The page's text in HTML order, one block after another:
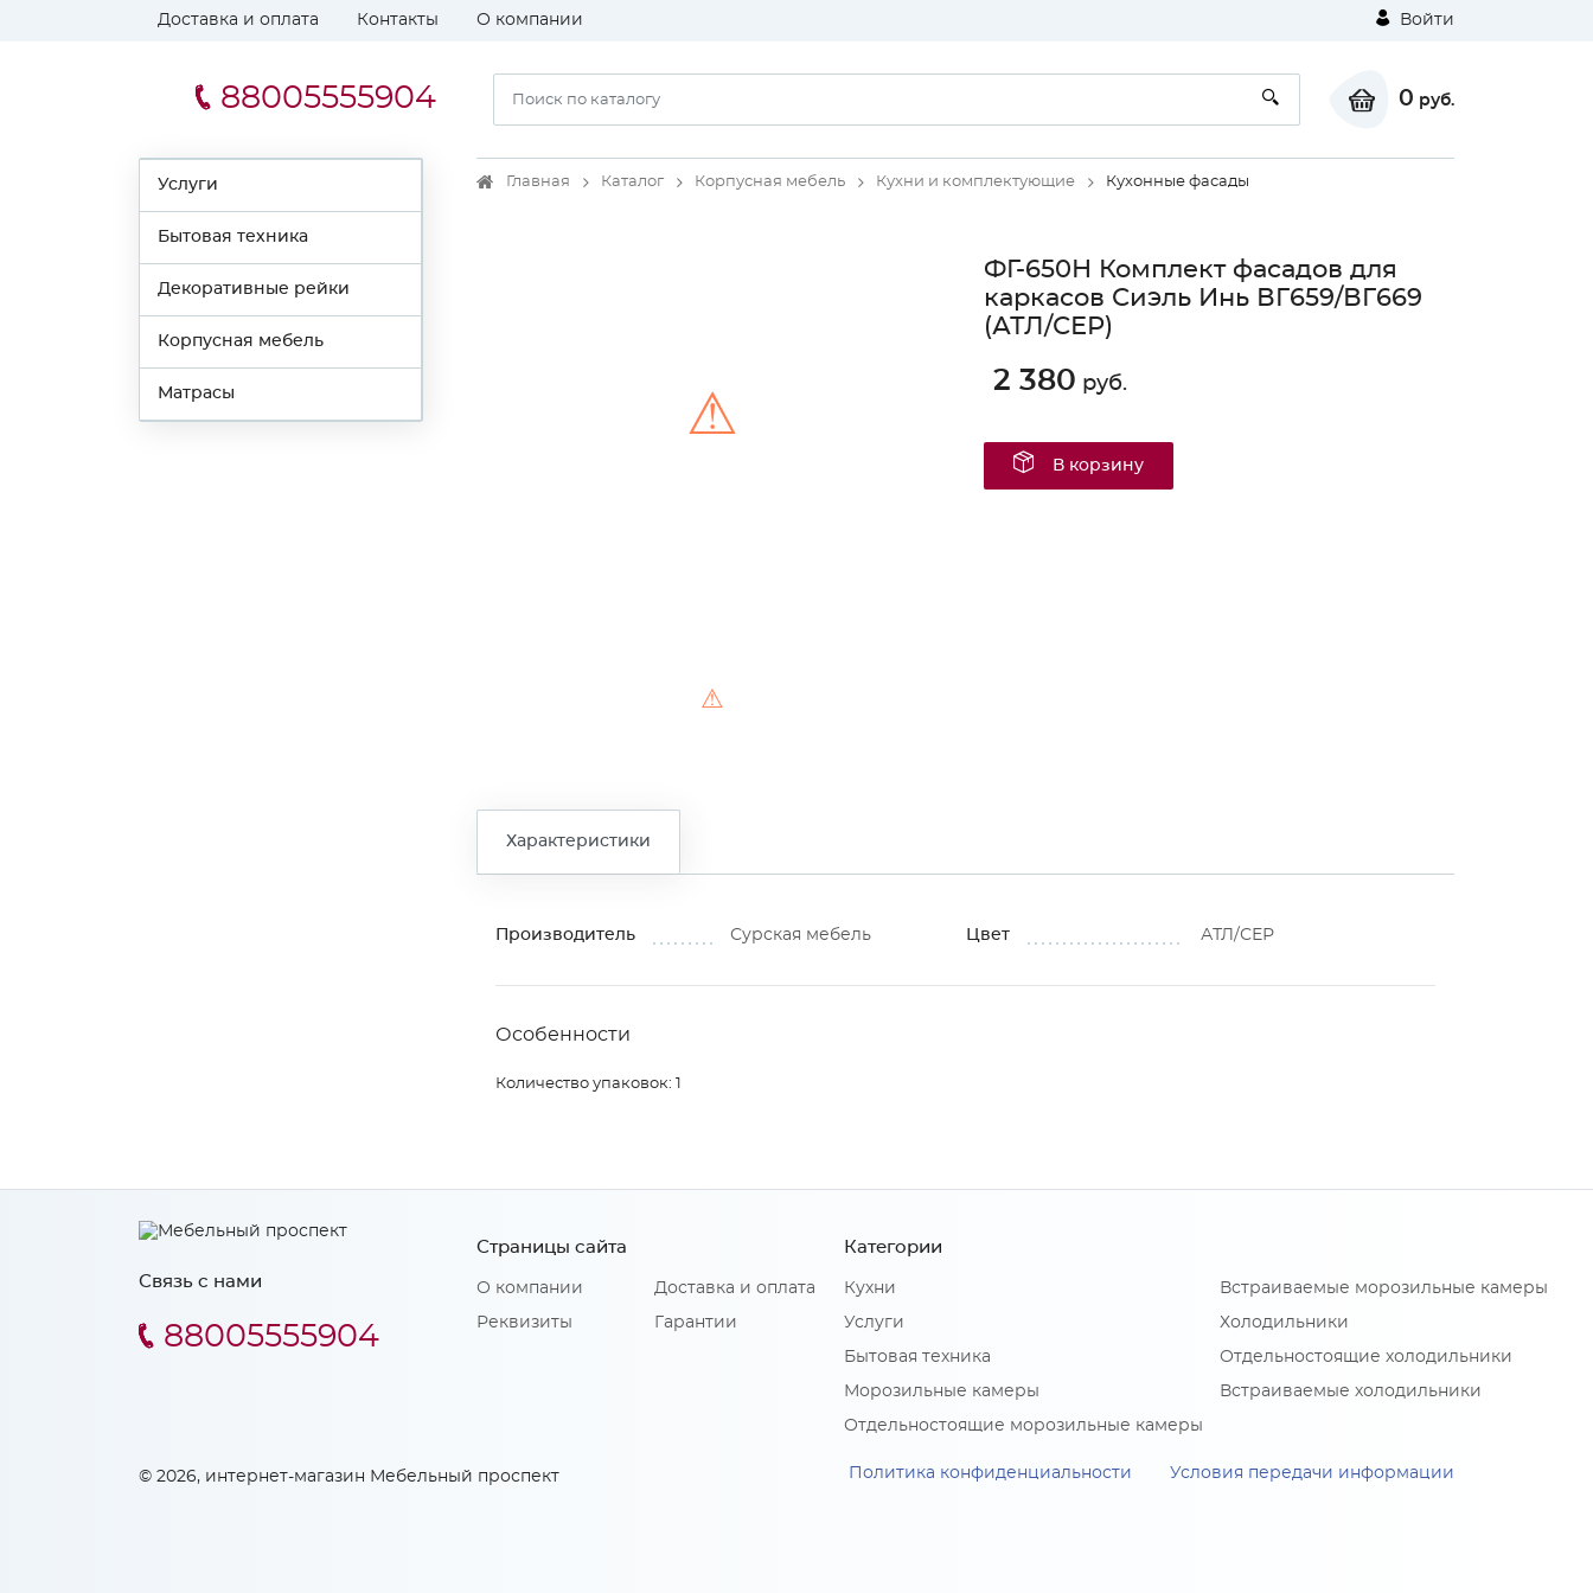
Доставка и оплата Контакты О компании Войти
88005555904 0 руб.
Услуги
Бытовая техника
Декоративные рейки
Корпусная мебель
Матрасы
Главная Каталог Корпусная мебель Кухни и комплектующие Кухонные фасады
⚠
⚠
ФГ-650Н Комплект фасадов для
каркасов Сиэль Инь ВГ659/ВГ669
(АТЛ/СЕР)
2 380 руб.
В корзину
Характеристики
Производитель Сурская мебель Цвет АТЛ/СЕР
Особенности
Количество упаковок: 1
Связь с нами
88005555904
Страницы сайта
О компании
Реквизиты
Доставка и оплата
Гарантии
Категории
Кухни
Услуги
Бытовая техника
Морозильные камеры
Отдельностоящие морозильные камеры
Встраиваемые морозильные камеры
Холодильники
Отдельностоящие холодильники
Встраиваемые холодильники
© 2026, интернет-магазин Мебельный проспект Политика конфиденциальности Условия передачи информации